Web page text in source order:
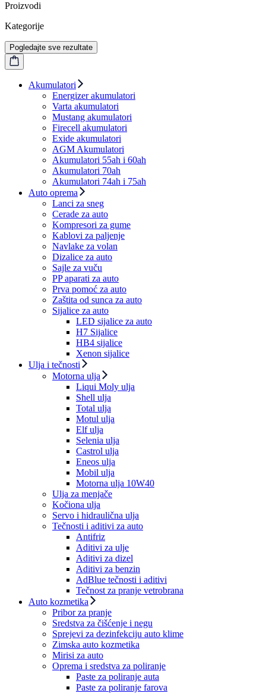
Proizvodi
Kategorije
Pogledajte sve rezultate
Akumulatori
Energizer akumulatori
Varta akumulatori
Mustang akumulatori
Firecell akumulatori
Exide akumulatori
AGM Akumulatori
Akumulatori 55ah i 60ah
Akumulatori 70ah
Akumulatori 74ah i 75ah
Auto oprema
Lanci za sneg
Cerade za auto
Kompresori za gume
Kablovi za paljenje
Navlake za volan
Dizalice za auto
Sajle za vuču
PP aparati za auto
Prva pomoć za auto
Zaštita od sunca za auto
Sijalice za auto
LED sijalice za auto
H7 Sijalice
HB4 sijalice
Xenon sijalice
Ulja i tečnosti
Motorna ulja
Liqui Moly ulja
Shell ulja
Total ulja
Motul ulja
Elf ulja
Selenia ulja
Castrol ulja
Eneos ulja
Mobil ulja
Motorna ulja 10W40
Ulja za menjače
Kočiona ulja
Servo i hidraulična ulja
Tečnosti i aditivi za auto
Antifriz
Aditivi za ulje
Aditivi za dizel
Aditivi za benzin
AdBlue tečnosti i aditivi
Tečnost za pranje vetrobrana
Auto kozmetika
Pribor za pranje
Sredstva za čišćenje i negu
Sprejevi za dezinfekciju auto klime
Zimska auto kozmetika
Mirisi za auto
Oprema i sredstva za poliranje
Paste za poliranje auta
Paste za poliranje farova